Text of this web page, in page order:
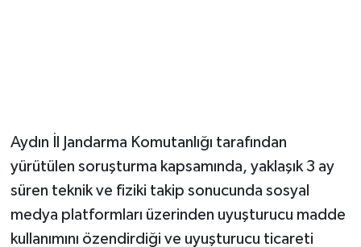
Aydın İl Jandarma Komutanlığı tarafından
yürütülen soruşturma kapsamında, yaklaşık 3 ay
süren teknik ve fiziki takip sonucunda sosyal
medya platformları üzerinden uyuşturucu madde
kullanımını özendirdiği ve uyuşturucu ticareti